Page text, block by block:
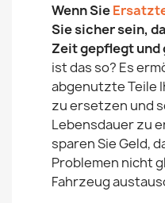
Wenn Sie
Sie sicher sein,
Zeit gepflegt
ist das so? Es
abgenutzte Teile
zu ersetzen und
Lebensdauer zu
sparen Sie Geld,
Problemen nicht
Fahrzeug